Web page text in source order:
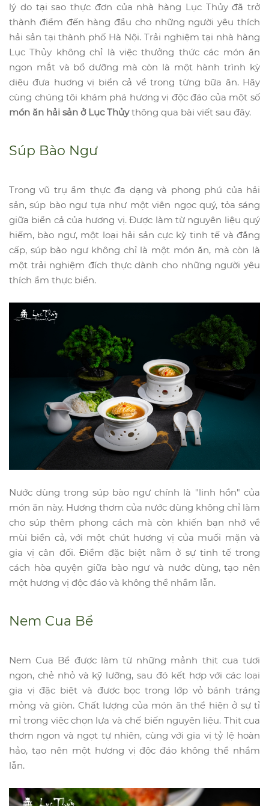
lý do tại sao thực đơn của nhà hàng Lục Thủy đã trở
thành điểm đến hàng đầu cho những người yêu thích
hải sản tại thành phố Hà Nội. Trải nghiệm tại nhà hàng
Lục Thủy không chỉ là việc thưởng thức các món ăn
ngon mắt và bổ dưỡng mà còn là một hành trình kỳ
diệu đưa huơng vị biển cả về trong từng bữa ăn. Hãy
cùng chúng tôi khám phá hương vị độc đáo của một số
món ăn hải sản ở Lục Thủythông qua bài viết sau đây.
Súp Bào Ngư
Trong vũ trụ ẩm thực đa dạng và phong phú của hải
sản, súp bào ngư tựa như một viên ngọc quý, tỏa sáng
giữa biển cả của hương vị. Được làm từ nguyên liệu quý
hiếm, bào ngư, một loại hải sản cực kỳ tinh tế và đẳng
cấp, súp bào ngư không chỉ là một món ăn, mà còn là
một trải nghiệm đích thực dành cho những người yêu
thích ẩm thực biển.
Nước dùng trong súp bào ngư chính là "linh hồn" của
món ăn này. Hương thơm của nước dùng không chỉ làm
cho súp thêm phong cách mà còn khiến bạn nhớ về
mùi biển cả, với một chút hương vị của muối mặn và
gia vị cân đối. Điểm đặc biệt nằm ở sự tinh tế trong
cách hòa quyện giữa bào ngư và nước dùng, tạo nên
một hương vị độc đáo và không thể nhầm lẫn.
Nem Cua Bể
Nem Cua Bể được làm từ những mảnh thịt cua tươi
ngon, chẻ nhỏ và kỹ lưỡng, sau đó kết hợp với các loại
gia vị đặc biệt và được bọc trong lớp vỏ bánh tráng
mỏng và giòn. Chất lượng của món ăn thể hiện ở sự tỉ
mỉ trong việc chọn lựa và chế biến nguyên liệu. Thịt cua
thơm ngon và ngọt tự nhiên, cùng với gia vị tỷ lệ hoàn
hảo, tạo nên một hương vị độc đáo không thể nhầm
lẫn.